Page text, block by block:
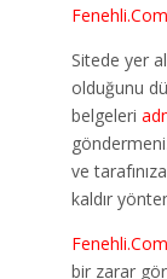
Fenehli.Com
Sitede yer
olduğunu
belgeleri
ve
kaldır
Fenehli.Com
bir zarar